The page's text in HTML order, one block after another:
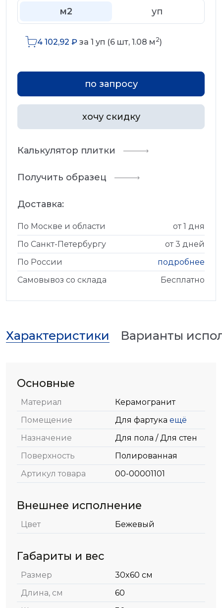
м2 уп
4 102,92 ₽ за 1 уп (6 шт, 1.08 м 2)
по запросу
хочу скидку
Калькулятор плитки
Получить образец
Доставка:
По Москве и области
от 1 дня
По Санкт-Петербургу
от 3 дней
По России
подробнее
Самовывоз со склада
Бесплатно
Характеристики Варианты
Основные
Материал
Керамогранит
Помещение
Для фартука ещё
Назначение
Для пола / Для стен
Поверхность
Полированная
Артикул товара
00-00001101
Внешнее исполнение
Цвет Бежевый
Габариты и вес
Размер
30x60 см
Длина, см
60